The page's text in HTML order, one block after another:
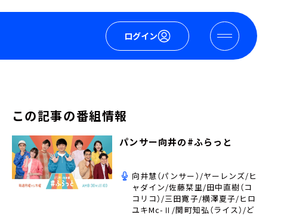
ログイン
この記事の番組情報
パンサー向井の#ふらっと
向井慧（パンサー）/ヤーレンズ/ヒ
ャダイン/佐藤栞里/田中直樹（コ
コリコ）/三田寛子/横澤夏子/ヒロ
ユキMc-Ⅱ/関町知弘（ライス）/ど